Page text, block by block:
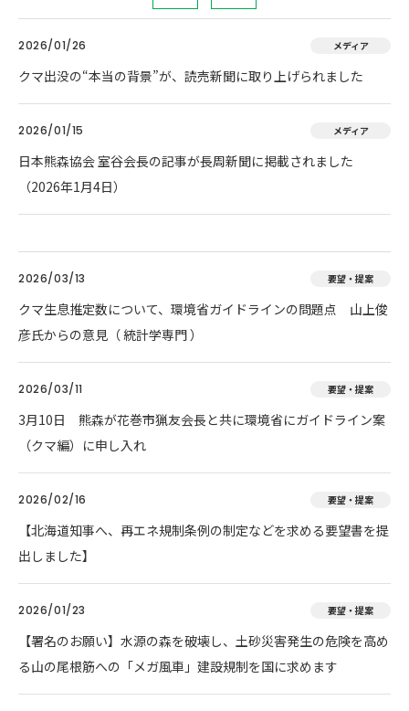
2026/01/26 メディア
クマ出没の“本当の背景”が、読売新聞に取り上げられました
2026/01/15 メディア
日本熊森協会 室谷会長の記事が長周新聞に掲載されました
（2026年1月4日）
2026/03/13 要望・提案
クマ生息推定数について、環境省ガイドラインの問題点 山上俊
彦氏からの意見（ 統計学専門 ）
2026/03/11 要望・提案
3月10日 熊森が花巻市猟友会長と共に環境省にガイドライン案
（クマ編）に申し入れ
2026/02/16 要望・提案
【北海道知事へ、再エネ規制条例の制定などを求める要望書を提
出しました】
2026/01/23 要望・提案
【署名のお願い】水源の森を破壊し、土砂災害発生の危険を高め
る山の尾根筋への「メガ風車」建設規制を国に求めます